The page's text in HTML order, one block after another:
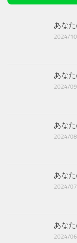
あな
2024/
あな
2024/
あな
2024/
あな
2024/
あな
2024/